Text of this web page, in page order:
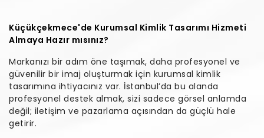
Küçükçekmece'de Kurumsal Kimlik Tasarımı Hizmeti
Almaya Hazır mısınız?
Markanızı bir adım öne taşımak, daha profesyonel ve
güvenilir bir imaj oluşturmak için kurumsal kimlik
tasarımına ihtiyacınız var. İstanbul’da bu alanda
profesyonel destek almak, sizi sadece görsel anlamda
değil; iletişim ve pazarlama açısından da güçlü hale
getirir.